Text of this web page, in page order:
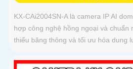
KX-CAi2004SN-A là camera IP AI
hợp công nghệ hồng ngoại và chuẩn
thiểu băng thông và tối ưu hóa dung